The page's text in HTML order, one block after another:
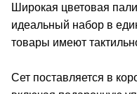
Широкая цветовая
идеальный набор в
товары имеют
Сет поставляется в